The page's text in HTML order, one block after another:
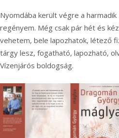
Nyomdába került végre a harmadik
regényem. Még csak pár hét és
vehetem, bele lapozhatok, létező
tárgy lesz, fogatható, lapozható,
Vízenjárós boldogság.